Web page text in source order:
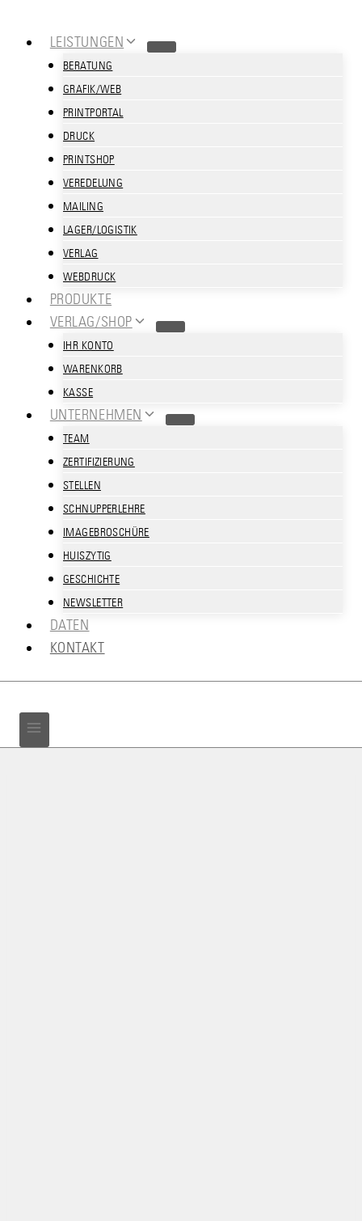
LEISTUNGEN
BERATUNG
GRAFIK/WEB
PRINTPORTAL
DRUCK
PRINTSHOP
VEREDELUNG
MAILING
LAGER/LOGISTIK
VERLAG
WEBDRUCK
PRODUKTE
VERLAG/SHOP
IHR KONTO
WARENKORB
KASSE
UNTERNEHMEN
TEAM
ZERTIFIZIERUNG
STELLEN
SCHNUPPERLEHRE
IMAGEBROSCHÜRE
HUISZYTIG
GESCHICHTE
NEWSLETTER
DATEN
KONTAKT